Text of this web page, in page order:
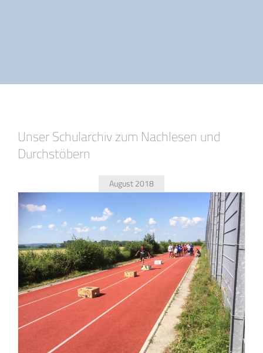
Unser Schularchiv zum Nachlesen und
Durchstöbern
August 2018